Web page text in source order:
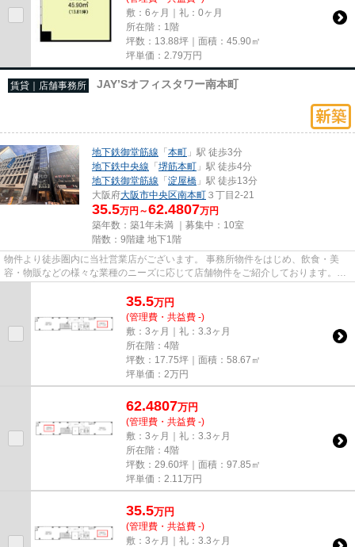
敷：6ヶ月｜礼：0ヶ月
所在階：1階
坪数：13.88坪｜面積：45.90㎡
坪単価： 2.79万円
賃貸｜店舗事務所 JAY’Sオフィスタワー南本町
地下鉄御堂筋線 「本町 」駅 徒歩3分
地下鉄中央線 「堺筋本町 」駅 徒歩4分
地下鉄御堂筋線 「淀屋橋 」駅 徒歩13分
大阪府大阪市中央区南本町 ３丁目2-21
35.5万円～62.4807万円
築年数：築1年未満 ｜募集中： 10室
階数：9階建 地下1階
物件より徒歩圏内に当社営業店がございます。 事務所物件をはじめ、飲食・美
容・物販などの様々な業種のニーズに応じて店舗物件をご紹介しております。
尚、弊社ではおとり広告は一切...
35.5万円
(管理費・共益費 -)
敷：3ヶ月｜礼：3.3ヶ月
所在階：4階
坪数：17.75坪｜面積：58.67㎡
坪単価： 2万円
62.4807万円
(管理費・共益費 -)
敷：3ヶ月｜礼：3.3ヶ月
所在階：4階
坪数：29.60坪｜面積：97.85㎡
坪単価： 2.11 万円
35.5万円
(管理費・共益費 -)
敷：3ヶ月｜礼：3.3ヶ月